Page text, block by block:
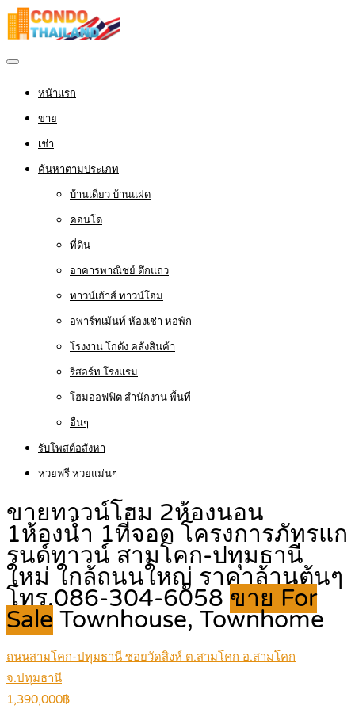
หน้าแรก
ขาย
เช่า
ค้นหาตามประเภท
บ้านเดี่ยว บ้านแฝด
คอนโด
ที่ดิน
อาคารพาณิชย์ ตึกแถว
ทาวน์เฮ้าส์ ทาวน์โฮม
อพาร์ทเม้นท์ ห้องเช่า หอพัก
โรงงาน โกดัง คลังสินค้า
รีสอร์ท โรงแรม
โฮมออฟฟิต สำนักงาน พื้นที่
อื่นๆ
รับโพสต์อสังหา
หวยฟรี หวยแม่นๆ
ขายทาวน์โฮม 2ห้องนอน
1ห้องน้ำ 1ที่จอด โครงการภัทรแก
รนด์ทาวน์ สามโคก-ปทุมธานี
ใหม่ ใกล้ถนนใหญ่ ราคาล้านต้นๆ
โทร.086-304-6058 ขาย For
Sale Townhouse, Townhome
ถนนสามโคก-ปทุมธานี ซอยวัดสิงห์ ต.สามโคก อ.สามโคก
จ.ปทุมธานี
1,390,000฿